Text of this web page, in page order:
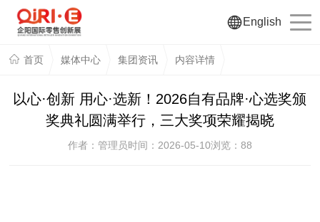
English
首页 媒体中心 集团资讯 内容详情
以心·创新 用心·选新！2026自有品牌·心选奖颁
奖典礼圆满举行，三大奖项荣耀揭晓
作者：管理员时间：2026-05-10浏览： 88